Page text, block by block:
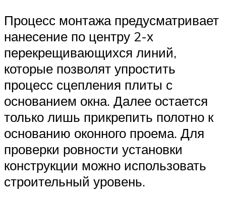
Процесс монтажа предусматривает
нанесение по центру 2-х
перекрещивающихся линий,
которые позволят упростить
процесс сцепления плиты с
основанием окна. Далее остается
только лишь прикрепить полотно к
основанию оконного проема. Для
проверки ровности установки
конструкции можно использовать
строительный уровень.